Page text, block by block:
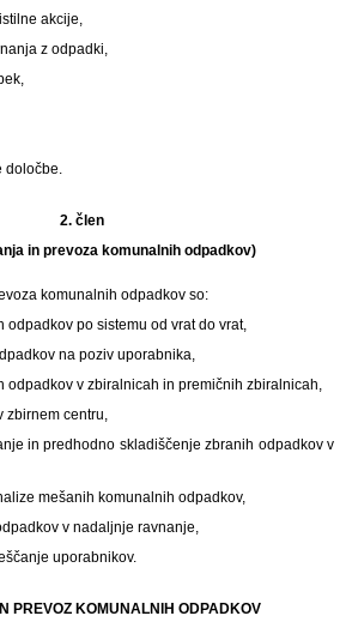
akcije,
z odpadki,
določbe.
2. člen
in prevoza komunalnih odpadkov)
komunalnih odpadkov so:
odpadkov po sistemu od vrat do vrat,
na poziv uporabnika,
odpadkov v zbiralnicah in premičnih zbiralnicah,
zbirnem centru,
in predhodno skladiščenje zbranih odpadkov v
mešanih komunalnih odpadkov,
v nadaljnje ravnanje,
uporabnikov.
PREVOZ KOMUNALNIH ODPADKOV